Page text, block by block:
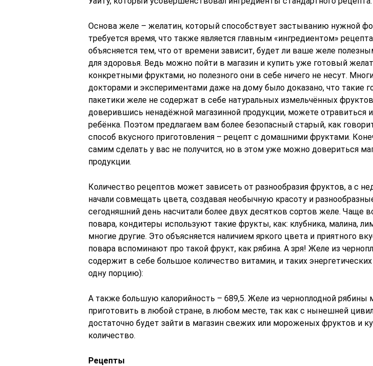
Основа желе – желатин, который способствует застыванию нужной
требуется время, что также является главным «ингредиентом»
объясняется тем, что от времени зависит, будет ли ваше желе
для здоровья. Ведь можно пойти в магазин и купить уже готовый
конкретными фруктами, но полезного они в себе ничего не несут.
докторами и экспериментами даже на дому было доказано, что такие
пакетики желе не содержат в себе натуральных измельчённых
доверившись ненадёжной магазинной продукции, можете отравиться
ребёнка. Поэтом предлагаем вам более безопасный старый, как
способ вкусного приготовления – рецепт с домашними фруктами.
самим сделать у вас не получится, но в этом уже можно довериться
продукции.
Количество рецептов может зависеть от разнообразия фруктов, а с
начали совмещать цвета, создавая необычную красоту и
сегодняшний день насчитали более двух десятков сортов желе. Чаще
повара, кондитеры используют такие фрукты, как: клубника, малина,
многие другие. Это объясняется наличием яркого цвета и приятного
повара вспоминают про такой фрукт, как рябина. А зря! Желе из
содержит в себе большое количество витамин, и таких
одну порцию):
А также большую калорийность – 689,5. Желе из черноплодной рябины
приготовить в любой стране, в любом месте, так как с нынешней
достаточно будет зайти в магазин свежих или мороженых фруктов и
количество.
Рецепты